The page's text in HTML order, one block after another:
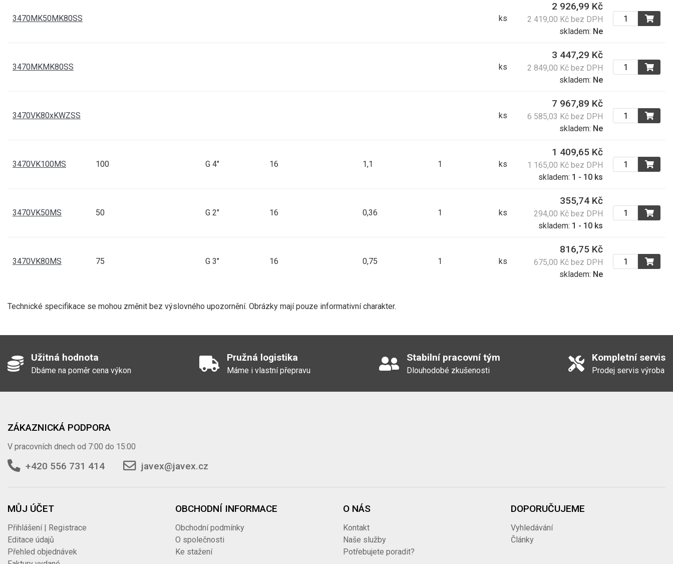
3470MK100MS
3 174,00 Kč
3 840,54 Kč s DPH
3470MK50MK80SS
2 419,00 Kč
2 926,99 Kč s DPH
3470MK50MS
724,00 Kč
876,04 Kč s DPH
1 371,00 Kč
1 658,91 Kč s DPH
1 415,00 Kč
1 712,15 Kč s DPH
1 700,00 Kč
2 057,00 Kč s DPH
2 849,00 Kč
3470VB100AL TANKER záslepka VB 100 AL
3470VB80SS TANKER záslepka VB 080 SS
3470MK50MK80SS ks
2 926,99 Kč
2 419,00 Kč bez DPH
skladem: Ne
3470MKMK80SS ks
3 447,29 Kč
2 849,00 Kč bez DPH
skladem: Ne
3470VK80xKWZSS ks
7 967,89 Kč
6 585,03 Kč bez DPH
skladem: Ne
3470VK100MS 100 G 4" 16 1,1 1 ks
1 409,65 Kč
1 165,00 Kč bez DPH
skladem: 1 - 10 ks
3470VK50MS 50 G 2" 16 0,36 1 ks
355,74 Kč
294,00 Kč bez DPH
skladem: 1 - 10 ks
3470VK80MS 75 G 3" 16 0,75 1 ks
816,75 Kč
675,00 Kč bez DPH
skladem: Ne
Technické specifikace se mohou změnit bez výslovného upozornění. Obrázky mají pouze informativní charakter.
Užitná hodnota
Dbáme na poměr cena výkon
Pružná logistika
Máme i vlastní přepravu
Stabilní pracovní tým
Dlouhodobé zkušenosti
Kompletní servis
Prodej servis výroba
ZÁKAZNICKÁ PODPORA
V pracovních dnech od 7:00 do 15:00
+420 556 731 414 javex@javex.cz
MŮJ ÚČET
Přihlášení | Registrace
Editace údajů
Přehled objednávek
OBCHODNÍ INFORMACE
Obchodní podmínky
O společnosti
Ke stažení
O NÁS
Kontakt
Naše služby
Potřebujete poradit?
DOPORUČUJEME
Vyhledávání
Články